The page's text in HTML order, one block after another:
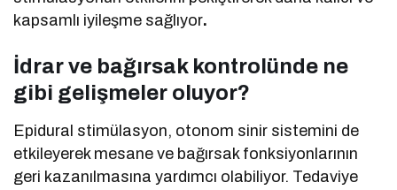
kapsamlı iyileşme sağlıyor.
İdrar ve bağırsak kontrolünde ne
gibi gelişmeler oluyor?
Epidural stimülasyon, otonom sinir sistemini de
etkileyerek mesane ve bağırsak fonksiyonlarının
geri kazanılmasına yardımcı olabiliyor. Tedaviye